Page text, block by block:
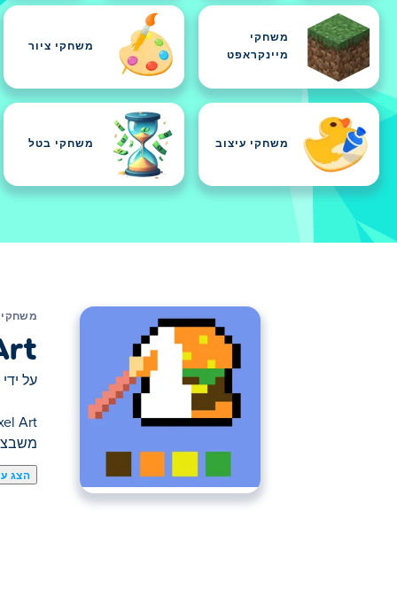
משחקי
מיינקראפט
משחקי ציור
משחקי עיצוב משחקי בטל
על ידי
הצג